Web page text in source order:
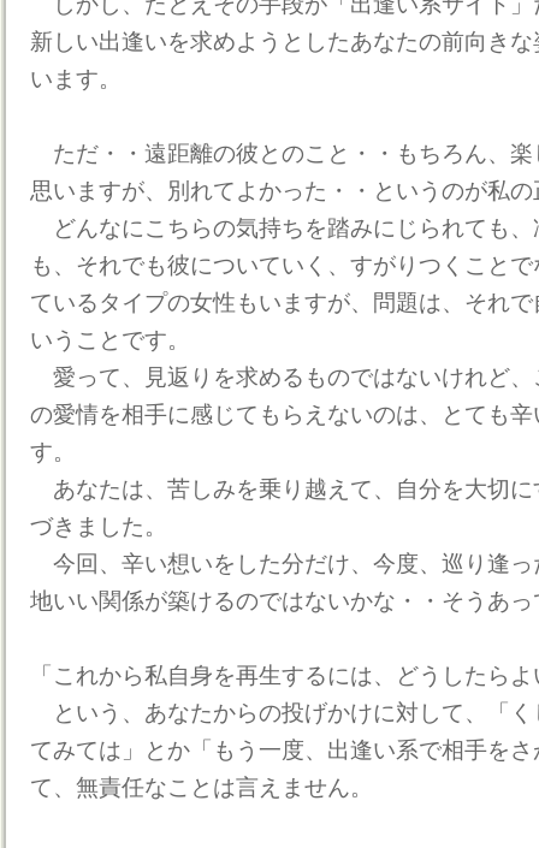
新しい出逢いを求めようとしたあなたの前向き
います。
ただ・・遠距離の彼とのこと・・もちろん、
思いますが、別れてよかった・・というのが私
どんなにこちらの気持ちを踏みにじられても、
も、それでも彼についていく、すがりつくこと
ているタイプの女性もいますが、問題は、それ
いうことです。
愛って、見返りを求めるものではないけれど
の愛情を相手に感じてもらえないのは、とても
す。
あなたは、苦しみを乗り越えて、自分を大切
づきました。
今回、辛い想いをした分だけ、今度、巡り逢
地いい関係が築けるのではないかな・・そうあ
「これから私自身を再生するには、どうしたら
という、あなたからの投げかけに対して、「
てみては」とか「もう一度、出逢い系で相手を
て、無責任なことは言えません。